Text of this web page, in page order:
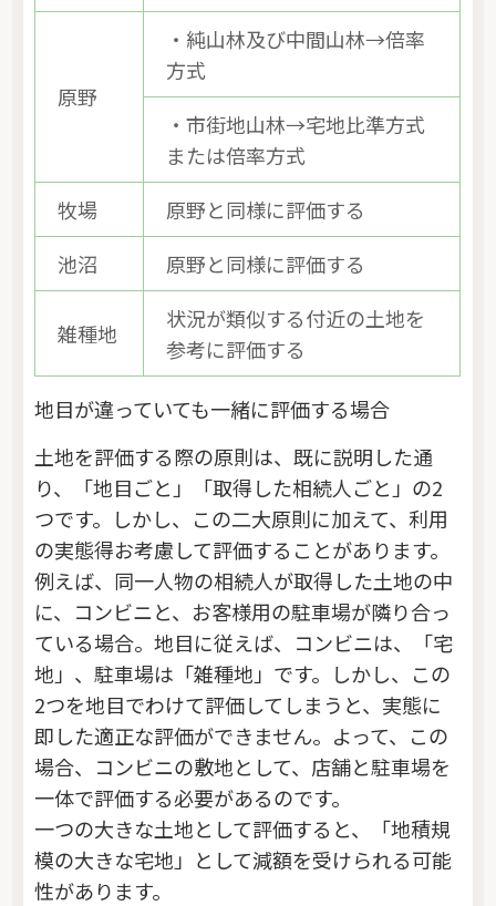
原野
・純山林及び中間山林→倍率
方式
・市街地山林→宅地比準方式
または倍率方式
牧場
原野と同様に評価する
池沼
原野と同様に評価する
雑種地
状況が類似する付近の土地を
参考に評価する
地目が違っていても一緒に評価する場合
土地を評価する際の原則は、既に説明した通
り、「地目ごと」「取得した相続人ごと」の2
つです。しかし、この二大原則に加えて、利用
の実態得お考慮して評価することがあります。
例えば、同一人物の相続人が取得した土地の中
に、コンビニと、お客様用の駐車場が隣り合っ
ている場合。地目に従えば、コンビニは、「宅
地」、駐車場は「雑種地」です。しかし、この
2つを地目でわけて評価してしまうと、実態に
即した適正な評価ができません。よって、この
場合、コンビニの敷地として、店舗と駐車場を
一体で評価する必要があるのです。
一つの大きな土地として評価すると、「地積規
模の大きな宅地」として減額を受けられる可能
性があります。